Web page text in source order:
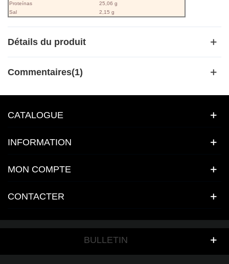
Proteínas
25,06 g
Sal
2,15 g
Détails du produit
Commentaires(1)
CATALOGUE
INFORMATION
MON COMPTE
CONTACTER
BULLETIN